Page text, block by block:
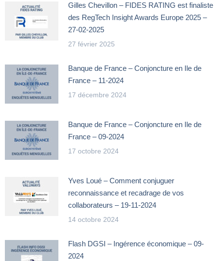
Gilles Chevillon – FIDES RATING est finaliste
des RegTech Insight Awards Europe 2025 –
27-02-2025
27 février 2025
Banque de France – Conjoncture en Ile de
France – 11-2024
17 décembre 2024
Banque de France – Conjoncture en Ile de
France – 09-2024
17 octobre 2024
Yves Loué – Comment conjuguer
reconnaissance et recadrage de vos
collaborateurs – 19-11-2024
14 octobre 2024
Flash DGSI – Ingérence économique – 09-
2024